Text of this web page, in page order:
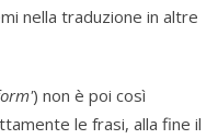
nella traduzione in altre
) non è poi così
le frasi, alla fine il